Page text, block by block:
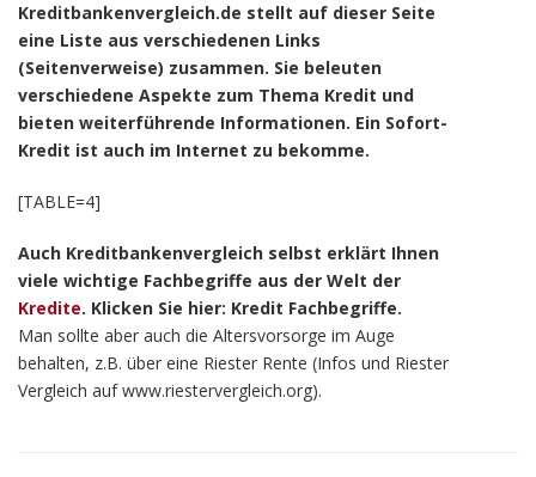
Kreditbankenvergleich.de stellt auf dieser Seite
eine Liste aus verschiedenen Links
(Seitenverweise) zusammen. Sie beleuten
verschiedene Aspekte zum Thema Kredit und
bieten weiterführende Informationen. Ein Sofort-
Kredit ist auch im Internet zu bekomme.
[TABLE=4]
Auch Kreditbankenvergleich selbst erklärt Ihnen
viele wichtige Fachbegriffe aus der Welt der
Kredite. Klicken Sie hier: Kredit Fachbegriffe.
Man sollte aber auch die Altersvorsorge im Auge
behalten, z.B. über eine Riester Rente (Infos und Riester
Vergleich auf www.riestervergleich.org).